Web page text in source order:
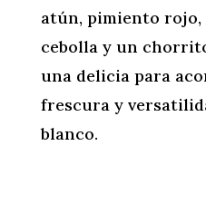
atún, pimiento rojo,
cebolla y un
una delicia para
frescura y
blanco.